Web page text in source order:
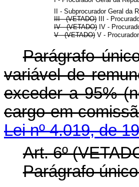
II - Subprocurador Geral da
III - (VETADO) III -
IV - (VETADO) IV -
V - (VETADO) V -
Parágrafo
variável de
exceder a 95%
cargo em
Lei nº 4.019, de
Art. 6º
Parágrafo